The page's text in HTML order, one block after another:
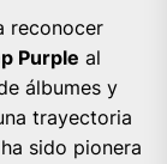
reconocer
Purple al
álbumes y
trayectoria
sido pionera